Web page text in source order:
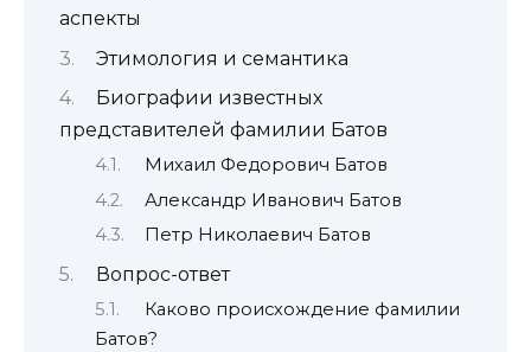
аспекты
Этимология и семантика
Биографии известных
представителей фамилии Батов
Михаил Федорович Батов
Александр Иванович Батов
Петр Николаевич Батов
Вопрос-ответ
Каково происхождение фамилии
Батов?